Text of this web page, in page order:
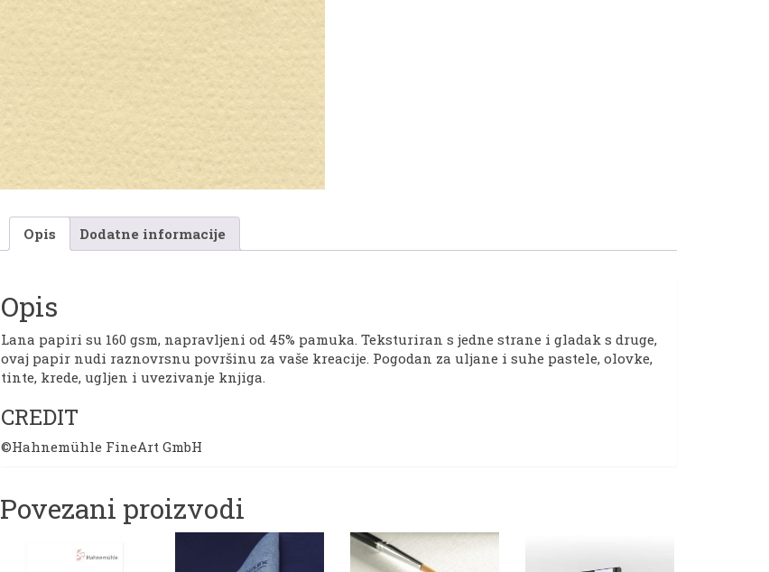
Opis Dodatne informacije
Opis
Lana papiri su 160 gsm, napravljeni od 45% pamuka. Teksturiran s jedne strane i gladak s druge,
ovaj papir nudi raznovrsnu površinu za vaše kreacije. Pogodan za uljane i suhe pastele, olovke,
tinte, krede, ugljen i uvezivanje knjiga.
CREDIT
©Hahnemühle FineArt GmbH
Povezani proizvodi